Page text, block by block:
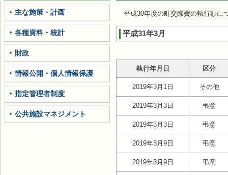
平成30年度の町交際費の執行額に
平成31年3月
執行年月日 区分
2019年3月1日 その他
2019年3月3日 弔意
2019年3月3日 弔意
2019年3月9日 弔意
2019年3月9日 弔意
主な施策・計画
各種資料・統計
財政
情報公開・個人情報保護
指定管理者制度
公共施設マネジメント